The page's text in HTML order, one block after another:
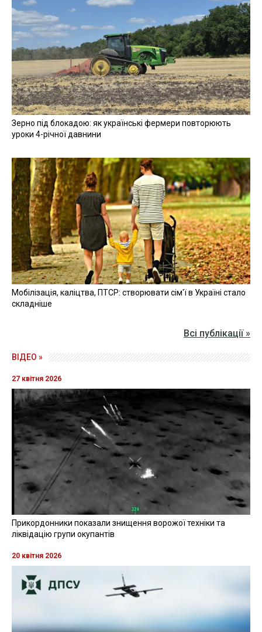
Зерно під блокадою: як українські фермери повторюють
уроки 4-річної давнини
Мобілізація, каліцтва, ПТСР: створювати сім'ї в Україні стало
складніше
Всі публікації »
ВІДЕО »
27 квітня 2026
Прикордонники показали знищення ворожої техніки та
ліквідацію групи окупантів
20 квітня 2026